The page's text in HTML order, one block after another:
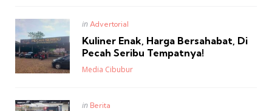
Posted
in Advertorial
Kuliner Enak, Harga Bersahabat, Di
Pecah Seribu Tempatnya!
Posted
Media Cibubur
Posted
in Berita